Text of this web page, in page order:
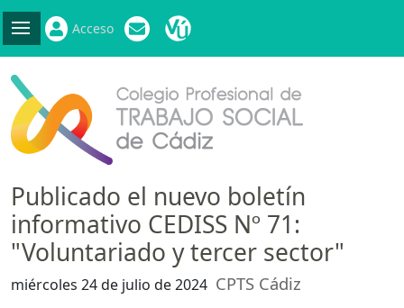
Acceso
Publicado el nuevo boletín
informativo CEDISS Nº 71:
"Voluntariado y tercer sector"
miércoles 24 de julio de 2024 CPTS Cádiz